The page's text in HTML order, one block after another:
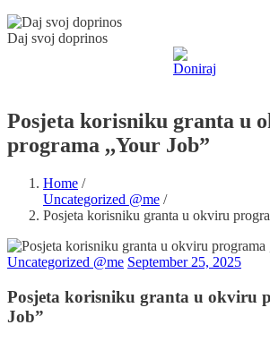
Daj svoj doprinos
Posjeta korisniku granta u
programa ,,Your Job”
Home /
Uncategorized @me /
Posjeta korisniku granta u okviru
Uncategorized @me September 25, 2025
Posjeta korisniku granta u okviru
Job”